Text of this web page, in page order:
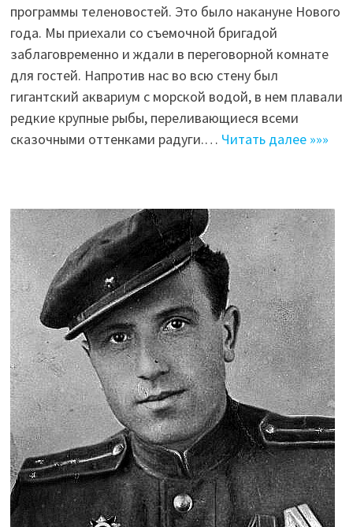
программы теленовостей. Это было накануне Нового
года. Мы приехали со съемочной бригадой
заблаговременно и ждали в переговорной комнате
для гостей. Напротив нас во всю стену был
гигантский аквариум с морской водой, в нем плавали
редкие крупные рыбы, переливающиеся всеми
сказочными оттенками радуги.… Читать далее »»»